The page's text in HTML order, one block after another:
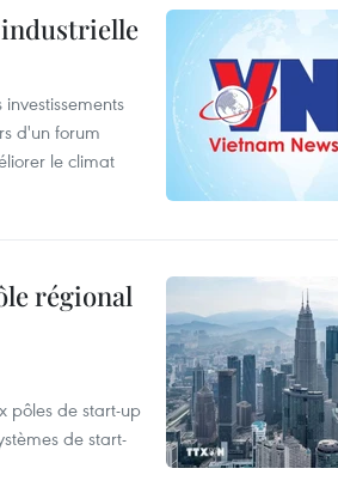
industrielle
d'un forum
le climat
régional
pôles de start-up
de start-